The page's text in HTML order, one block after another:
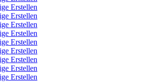
Erstellen
Erstellen
Erstellen
Erstellen
Erstellen
Erstellen
Erstellen
Erstellen
Erstellen